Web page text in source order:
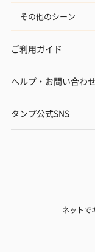
その他のシーン
ご利用ガイド
ヘルプ・お問い合わせ
タンプ公式SNS
ネットで